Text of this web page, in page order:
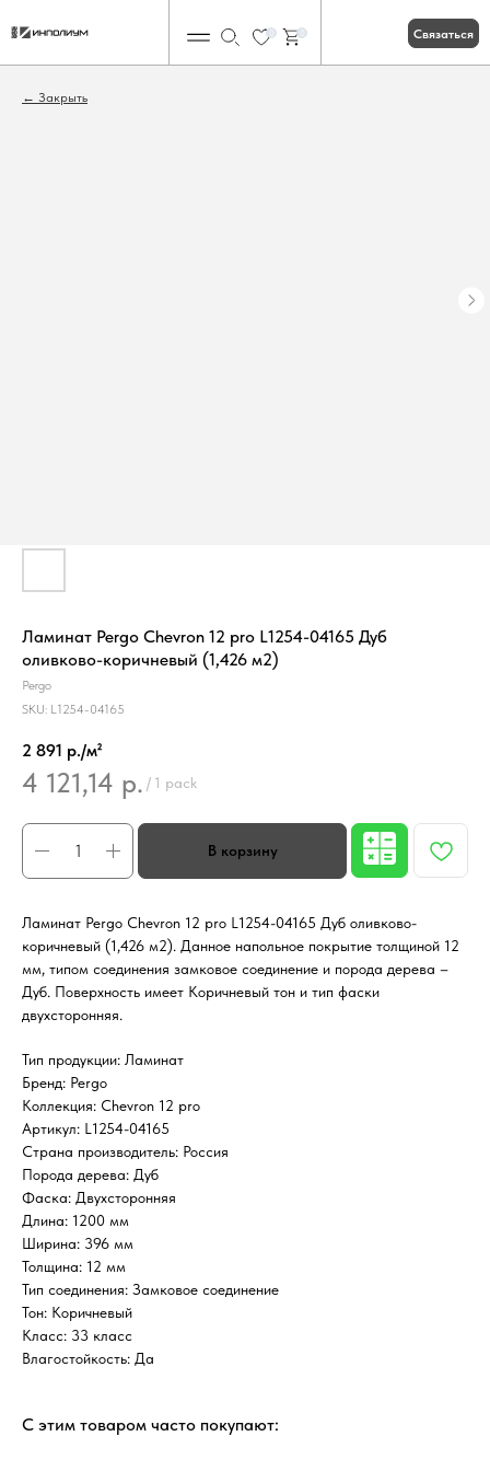
Связаться
Закрыть
Ламинат Pergo Chevron 12 pro L1254-04165 Дуб
оливково-коричневый (1,426 м2)
Pergo
SKU: L1254-04165
2 891 р./м²
4 121,14 р. / 1 pack
Ламинат Pergo Chevron 12 pro L1254-04165 Дуб оливково-
коричневый (1,426 м2). Данное напольное покрытие толщиной 12
мм, типом соединения замковое соединение и порода дерева –
Дуб. Поверхность имеет Коричневый тон и тип фаски
двухсторонняя.
Тип продукции: Ламинат
Бренд: Pergo
Коллекция: Chevron 12 pro
Артикул: L1254-04165
Страна производитель: Россия
Порода дерева: Дуб
Фаска: Двухсторонняя
Длина: 1200 мм
Ширина: 396 мм
Толщина: 12 мм
Тип соединения: Замковое соединение
Тон: Коричневый
Класс: 33 класс
Влагостойкость: Да
С этим товаром часто покупают: